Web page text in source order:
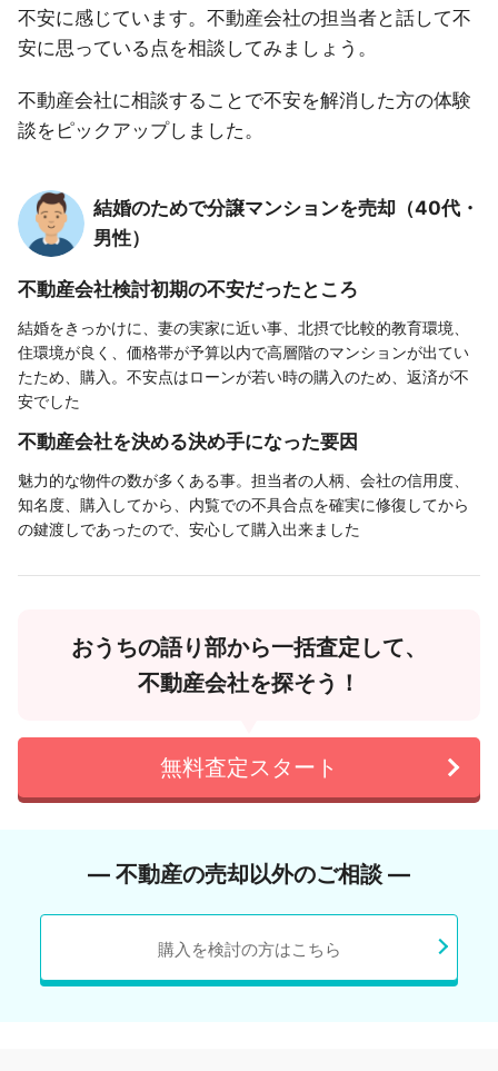
不安に感じています。不動産会社の担当者と話して不
安に思っている点を相談してみましょう。
不動産会社に相談することで不安を解消した方の体験
談をピックアップしました。
結婚のためで分譲マンションを売却（40代・
男性）
不動産会社検討初期の不安だったところ
結婚をきっかけに、妻の実家に近い事、北摂で比較的教育環境、
住環境が良く、価格帯が予算以内で高層階のマンションが出てい
たため、購入。不安点はローンが若い時の購入のため、返済が不
安でした
不動産会社を決める決め手になった要因
魅力的な物件の数が多くある事。担当者の人柄、会社の信用度、
知名度、購入してから、内覧での不具合点を確実に修復してから
の鍵渡しであったので、安心して購入出来ました
おうちの語り部から一括査定して、
不動産会社を探そう！
無料査定スタート
― 不動産の売却以外のご相談 ―
購入を検討の方はこちら